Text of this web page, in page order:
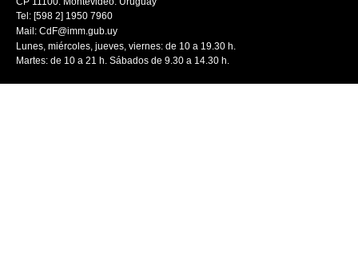
Tel: [598 2] 1950 7960
Mail: CdF@imm.gub.uy
Lunes, miércoles, jueves, viernes: de 10 a 19.30 h.
Martes: de 10 a 21 h. Sábados de 9.30 a 14.30 h.